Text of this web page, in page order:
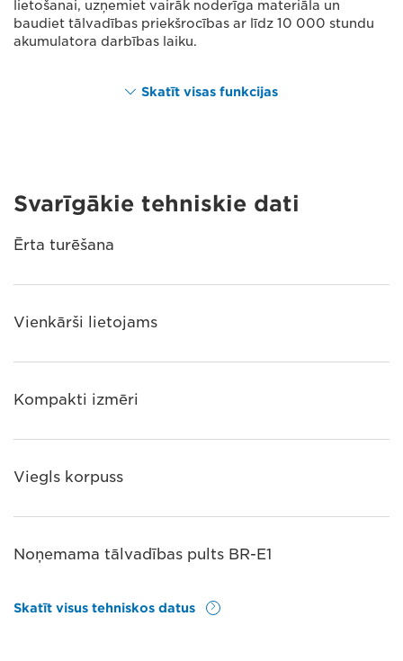
lietošanai, uzņemiet vairāk noderīga materiāla un
baudiet tālvadības priekšrocības ar līdz 10 000 stundu
akumulatora darbības laiku.
Skatīt visas funkcijas
Svarīgākie tehniskie dati
Ērta turēšana
Vienkārši lietojams
Kompakti izmēri
Viegls korpuss
Noņemama tālvadības pults BR-E1
Skatīt visus tehniskos datus